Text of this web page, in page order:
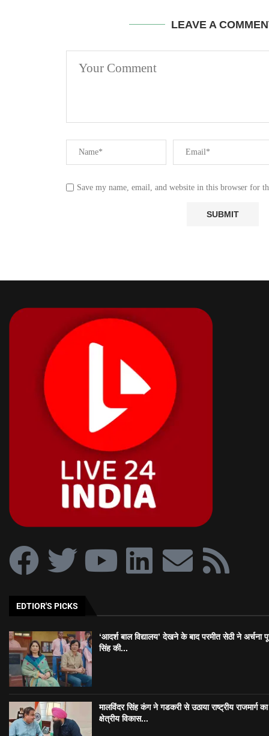
LEAVE A
Save my name, email, and website in this browser for
EDTIOR'S PICKS
‘आदर्श बाल विद्यालय’ देखने के बाद परमीत सेठी ने अर्चना
सिंह की...
मालविंदर सिंह कंग ने गडकरी से उठाया राष्ट्रीय राजमार्ग का
क्षेत्रीय विकास...